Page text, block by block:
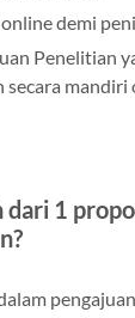
demi
Penelitian
secara mandiri
dari 1